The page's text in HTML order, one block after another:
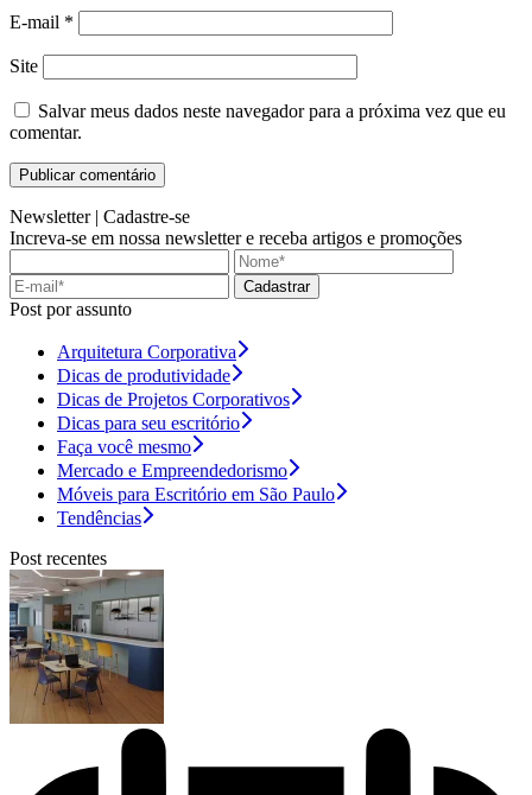
E-mail *
Site
Salvar meus dados neste navegador para a próxima vez que eu
comentar.
Newsletter | Cadastre-se
Increva-se em nossa newsletter e receba artigos e promoções
Cadastrar
Post por assunto
Arquitetura Corporativa
Dicas de produtividade
Dicas de Projetos Corporativos
Dicas para seu escritório
Faça você mesmo
Mercado e Empreendedorismo
Móveis para Escritório em São Paulo
Tendências
Post recentes